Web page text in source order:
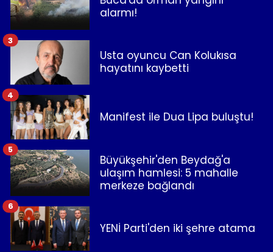
alarmı!
Usta oyuncu Can Kolukısa
hayatını kaybetti
3
Manifest ile Dua Lipa buluştu!
4
Büyükşehir'den Beydağ'a
ulaşım hamlesi: 5 mahalle
merkeze bağlandı
5
YENİ Parti'den iki şehre atama
6